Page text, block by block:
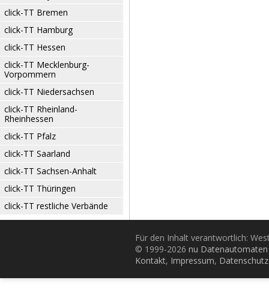
click-TT Bremen
click-TT Hamburg
click-TT Hessen
click-TT Mecklenburg-
Vorpommern
click-TT Niedersachsen
click-TT Rheinland-
Rheinhessen
click-TT Pfalz
click-TT Saarland
click-TT Sachsen-Anhalt
click-TT Thüringen
click-TT restliche Verbände
Für den Inhalt verantwortlich:
© 1999-2026 nu
Kontakt, Impressum, Datenschutz